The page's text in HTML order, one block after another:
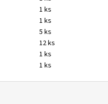
1 ks
1 ks
5 ks
12 ks
1 ks
1 ks